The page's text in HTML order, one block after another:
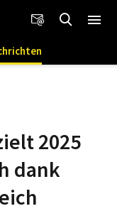
2025
dank